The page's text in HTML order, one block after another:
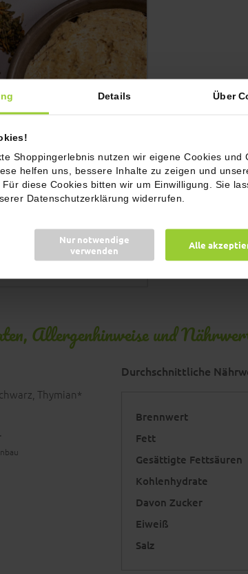
Details Über
Shoppingerlebnis nutzen wir eigene Cookies und
helfen uns, bessere Inhalte zu zeigen und
diese Cookies bitten wir um Einwilligung. Sie
Datenschutzerklärung widerrufen.
Nur notwendige
verwenden
Alle
Knoblauch-Steinpilz-
Allergenhinweise und
Thymian*
Durchschnittliche
Brennwert
Fett
Gesättigte Fettsäuren
Kohlenhydrate
Davon Zucker
Eiweiß
Salz